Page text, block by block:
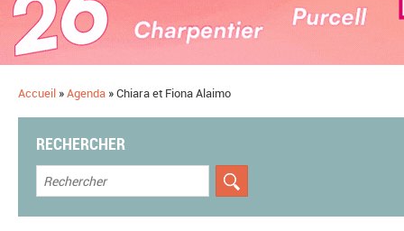
Accueil »Agenda »Chiara et Fiona Alaimo
RECHERCHER